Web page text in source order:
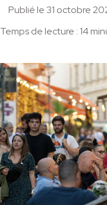
Publié le 31 octobre
Temps de lecture : 14